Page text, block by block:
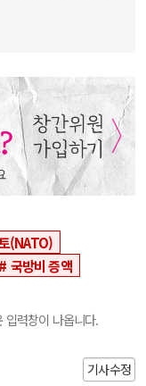
(NATO)
국방비 증액
입력창이 나옵니다.
기사수정